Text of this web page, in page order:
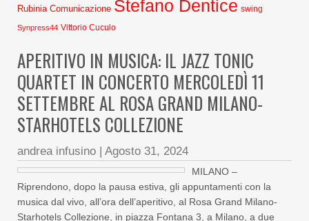
Rubinia Comunicazione Stefano Dentice swing
Synpress44 Vittorio Cuculo
APERITIVO IN MUSICA: IL JAZZ TONIC
QUARTET IN CONCERTO MERCOLEDÌ 11
SETTEMBRE AL ROSA GRAND MILANO-
STARHOTELS COLLEZIONE
andrea infusino | Agosto 31, 2024
MILANO –
Riprendono, dopo la pausa estiva, gli appuntamenti con la
musica dal vivo, all’ora dell’aperitivo, al Rosa Grand Milano-
Starhotels Collezione, in piazza Fontana 3, a Milano, a due